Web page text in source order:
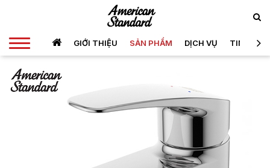
GIỚI THIỆU SẢN PHẨM DỊCH VỤ TIN TỨC